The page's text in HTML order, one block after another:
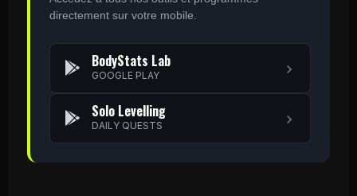
directement sur votre mobile.
BodyStats Lab
GOOGLE PLAY
Solo Levelling
DAILY QUESTS